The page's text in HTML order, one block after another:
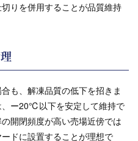
りを併用することが品質維持
も、解凍品質の低下を招きま
、ー20℃以下を安定して維持で
開閉頻度が高い売場近傍では
ドに設置することが理想で